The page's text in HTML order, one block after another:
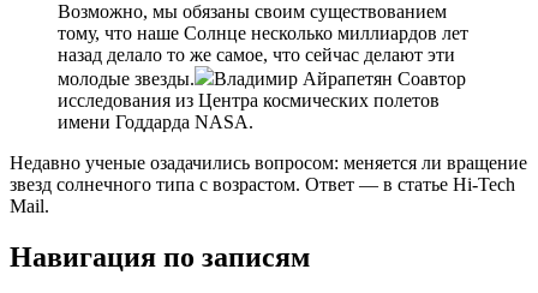
Возможно, мы обязаны своим существованием
тому, что наше Солнце несколько миллиардов лет
назад делало то же самое, что сейчас делают эти
молодые звезды.
Владимир Айрапетян Соавтор
исследования из Центра космических полетов
имени Годдарда NASA.
Недавно ученые озадачились вопросом: меняется ли вращение
звезд солнечного типа с возрастом. Ответ — в статье Hi-Tech
Mail.
Навигация по записям